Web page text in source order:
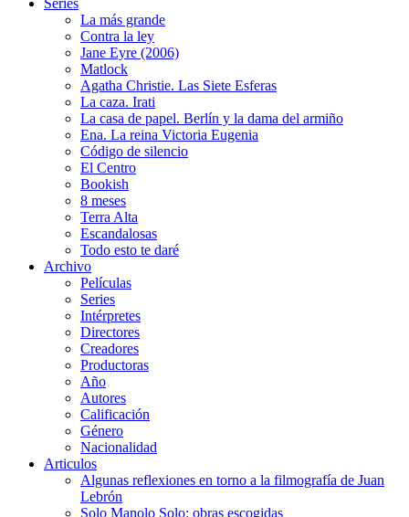
Series
La más grande
Contra la ley
Jane Eyre (2006)
Matlock
Agatha Christie. Las Siete Esferas
La caza. Irati
La casa de papel. Berlín y la dama del armiño
Ena. La reina Victoria Eugenia
Código de silencio
El Centro
Bookish
8 meses
Terra Alta
Escandalosas
Todo esto te daré
Archivo
Películas
Series
Intérpretes
Directores
Creadores
Productoras
Año
Autores
Calificación
Género
Nacionalidad
Articulos
Algunas reflexiones en torno a la filmografía de Juan
Lebrón
Solo Manolo Solo: obras escogidas